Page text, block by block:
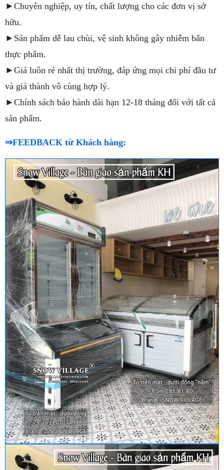
►Chuyên nghiệp, uy tín, chất lượng cho các đơn vị sở
hữu.
►Sản phẩm dễ lau chùi, vệ sinh không gây nhiễm bẩn
thực phẩm.
►Giá luôn rẻ nhất thị trường, đáp ứng mọi chi phí đầu tư
và giá thành vô cùng hợp lý.
►Chính sách bảo hành dài hạn 12-18 tháng đối với tất cả
sản phẩm.
⇒FEEDBACK từ Khách hàng: